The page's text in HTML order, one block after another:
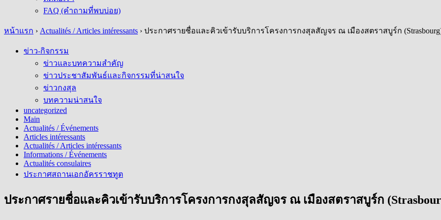
FAQ (คำถามที่พบบ่อย)
หน้าแรก › Actualités / Articles intéressants › ประกาศรายชื่อและคิวเข้ารับบริการโครงการกงสุลสัญจร ณ เมืองสตราสบูร์ก
ข่าว-กิจกรรม
ข่าวและบทความสำคัญ
ข่าวประชาสัมพันธ์และกิจกรรมที่น่าสนใจ
ข่าวกงสุล
บทความน่าสนใจ
uncategorized
Main
Actualités / Événements
Articles intéressants
Actualités / Articles intéressants
Informations / Événements
Actualités consulaires
ประกาศสถานเอกอัครราชทูต
ประกาศรายชื่อและคิวเข้ารับบริการโครงการกงสุลสัญจร ณ เมืองสตราสบูร์ก